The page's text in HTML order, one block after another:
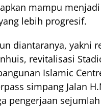
mampu
lebih progresif.
diantaranya, yakni
revitalisasi
Islamic
simpang Jalan
pengerjaan